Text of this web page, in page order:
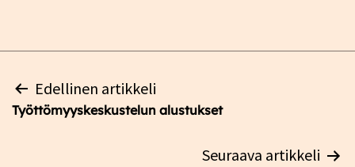
Artikkelien
selaus
Edellinen artikkeli
Työttömyyskeskustelun alustukset
Seuraava artikkeli